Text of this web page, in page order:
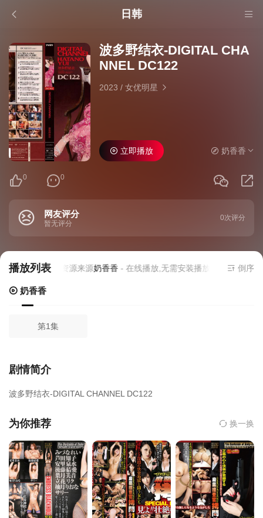
日韩
波多野结衣-DIGITAL CHA
NNEL DC122
2023 / 女优明星
0 0
立即播放 奶香香
网友评分
暂无评分
0次评分
播放列表当前资源来源奶香香- 在线播放,无需安装播放器 倒序
奶香香
第1集
剧情简介
波多野结衣-DIGITAL CHANNEL DC122
为你推荐 换一换